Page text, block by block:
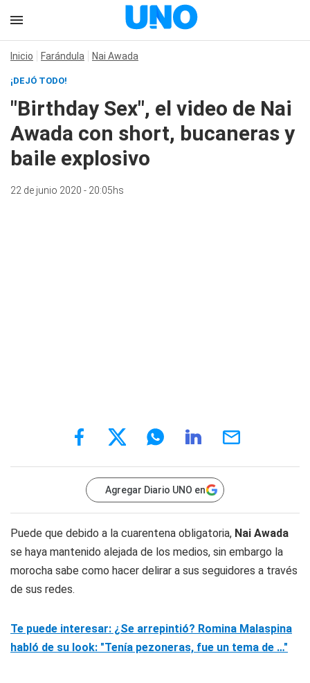
Inicio Farándula Nai Awada
¡DEJÓ TODO!
"Birthday Sex", el video de Nai
Awada con short, bucaneras y
baile explosivo
22 de junio 2020 - 20:05hs
Agregar Diario UNO en
Puede que debido a la cuarentena obligatoria, Nai Awada
se haya mantenido alejada de los medios, sin embargo la
morocha sabe como hacer delirar a sus seguidores a través
de sus redes.
Te puede interesar: ¿Se arrepintió? Romina Malaspina
habló de su look: "Tenía pezoneras, fue un tema de …"